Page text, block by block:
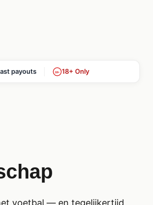
payouts 18+ 18+ Only
voetbal — en tegelijkertijd